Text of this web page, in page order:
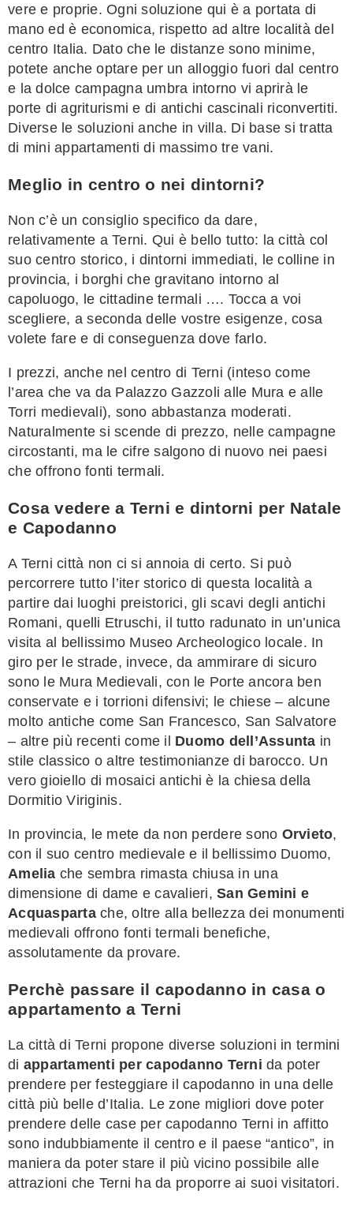
vere e proprie. Ogni soluzione qui è a portata di
mano ed è economica, rispetto ad altre località del
centro Italia. Dato che le distanze sono minime,
potete anche optare per un alloggio fuori dal centro
e la dolce campagna umbra intorno vi aprirà le
porte di agriturismi e di antichi cascinali riconvertiti.
Diverse le soluzioni anche in villa. Di base si tratta
di mini appartamenti di massimo tre vani.
Meglio in centro o nei dintorni?
Non c’è un consiglio specifico da dare,
relativamente a Terni. Qui è bello tutto: la città col
suo centro storico, i dintorni immediati, le colline in
provincia, i borghi che gravitano intorno al
capoluogo, le cittadine termali …. Tocca a voi
scegliere, a seconda delle vostre esigenze, cosa
volete fare e di conseguenza dove farlo.
I prezzi, anche nel centro di Terni (inteso come
l’area che va da Palazzo Gazzoli alle Mura e alle
Torri medievali), sono abbastanza moderati.
Naturalmente si scende di prezzo, nelle campagne
circostanti, ma le cifre salgono di nuovo nei paesi
che offrono fonti termali.
Cosa vedere a Terni e dintorni per Natale
e Capodanno
A Terni città non ci si annoia di certo. Si può
percorrere tutto l’iter storico di questa località a
partire dai luoghi preistorici, gli scavi degli antichi
Romani, quelli Etruschi, il tutto radunato in un’unica
visita al bellissimo Museo Archeologico locale. In
giro per le strade, invece, da ammirare di sicuro
sono le Mura Medievali, con le Porte ancora ben
conservate e i torrioni difensivi; le chiese – alcune
molto antiche come San Francesco, San Salvatore
– altre più recenti come il Duomo dell’Assunta in
stile classico o altre testimonianze di barocco. Un
vero gioiello di mosaici antichi è la chiesa della
Dormitio Viriginis.
In provincia, le mete da non perdere sono Orvieto,
con il suo centro medievale e il bellissimo Duomo,
Amelia che sembra rimasta chiusa in una
dimensione di dame e cavalieri, San Gemini e
Acquasparta che, oltre alla bellezza dei monumenti
medievali offrono fonti termali benefiche,
assolutamente da provare.
Perchè passare il capodanno in casa o
appartamento a Terni
La città di Terni propone diverse soluzioni in termini
di appartamenti per capodanno Terni da poter
prendere per festeggiare il capodanno in una delle
città più belle d’Italia. Le zone migliori dove poter
prendere delle case per capodanno Terni in affitto
sono indubbiamente il centro e il paese “antico”, in
maniera da poter stare il più vicino possibile alle
attrazioni che Terni ha da proporre ai suoi visitatori.